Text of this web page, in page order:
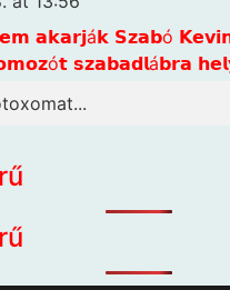
𝗮𝗸𝗮𝗿𝗷á𝗸 𝗦𝘇𝗮𝗯ó
𝘀𝘇𝗮𝗯𝗮𝗱𝗹á𝗯𝗿𝗮